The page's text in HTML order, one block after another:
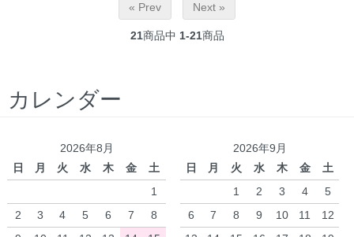
« Prev Next »
21商品中 1-21商品
カレンダー
2026年8月
日
月 火 水 木 金
土
1
2
3 4 5 6 7
8
2026年9月
日
月 火 水 木 金
土
1
2 3 4
5
6
7 8 9 10 11
12